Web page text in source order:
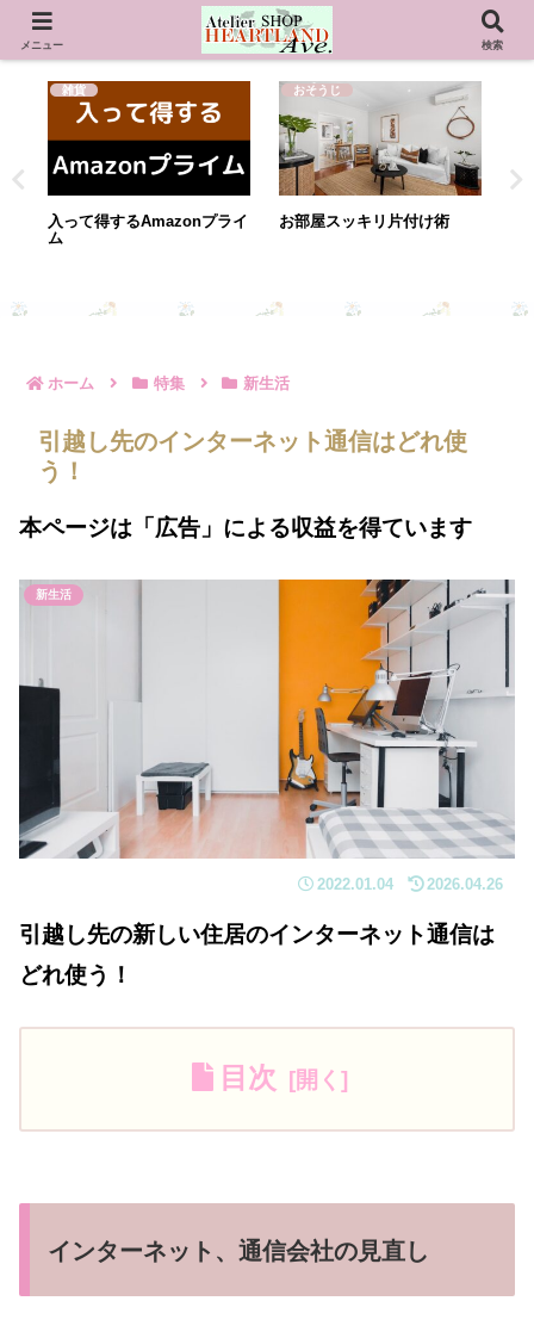
小さな暮らしの中に幸せを感じ、楽しむ心をお手伝い！
屋スッキリ片付け術 高齢者賃貸住宅問題
老後
年金だけで
ホーム 特集 新生活
引越し先のインターネット通信はどれ使
う！
本ページは 「広告」 による収益を得ています
新生活
2022.01.04 2026.04.26
引越し先の新しい住居のインターネット通信は
どれ使う！
目次
インターネット、通信会社の見直し
メニュー 検索